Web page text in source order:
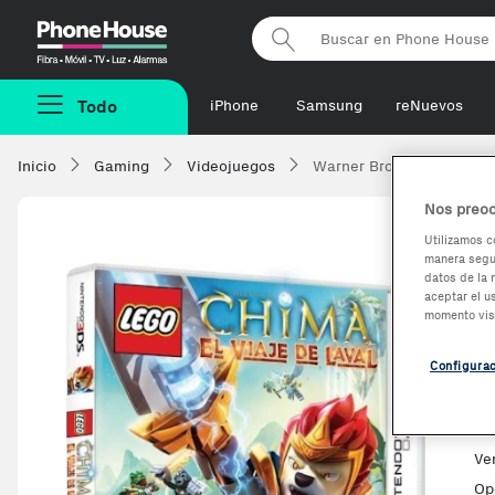
Phonehouse
Todo iPhone Samsung reNuevos
Inicio Gaming Videojuegos Warner Bros Lego
Nos
Utilizamos
manera
datos de la
aceptar el
momento